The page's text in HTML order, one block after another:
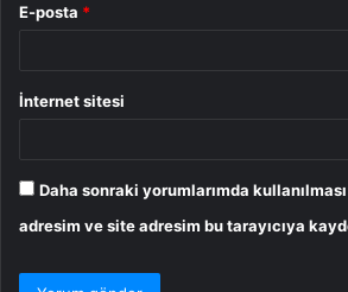
E-posta *
İnternet sitesi
Daha sonraki yorumlarımda
adresim ve site adresim bu tarayıcıya